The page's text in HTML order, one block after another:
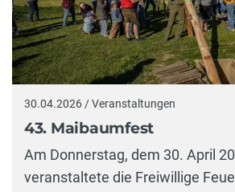
30.04.2026 / Veranstaltungen
43. Maibaumfest
Am Donnerstag, dem 30. April
veranstaltete die Freiwillige